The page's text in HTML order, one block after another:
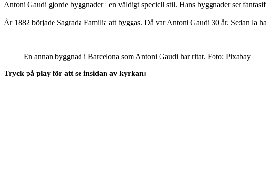
Antoni Gaudi gjorde byggnader i en väldigt speciell stil. Hans byggnader ser
År 1882 började Sagrada Familia att byggas. Då var Antoni Gaudi 30 år. Sedan la
En annan byggnad i Barcelona som Antoni Gaudi har ritat. Foto: Pixabay
Tryck på play för att se insidan av kyrkan: